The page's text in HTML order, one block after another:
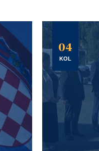
04
KOL